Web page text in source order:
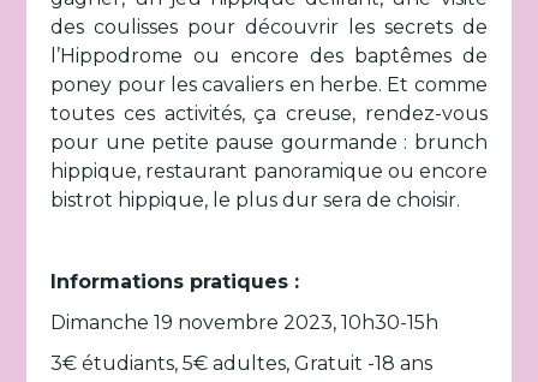
des coulisses pour découvrir les secrets de
l’Hippodrome ou encore des baptêmes de
poney pour les cavaliers en herbe. Et comme
toutes ces activités, ça creuse, rendez-vous
pour une petite pause gourmande : brunch
hippique, restaurant panoramique ou encore
bistrot hippique, le plus dur sera de choisir.
Informations pratiques :
Dimanche 19 novembre 2023, 10h30-15h
3€ étudiants, 5€ adultes, Gratuit -18 ans